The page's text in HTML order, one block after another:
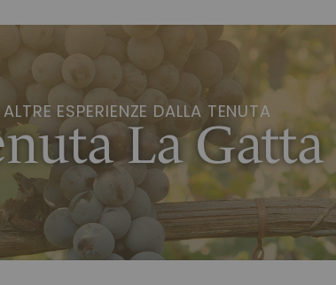
ALTRE ESPERIENZE DALLA TENUTA
La Gatta